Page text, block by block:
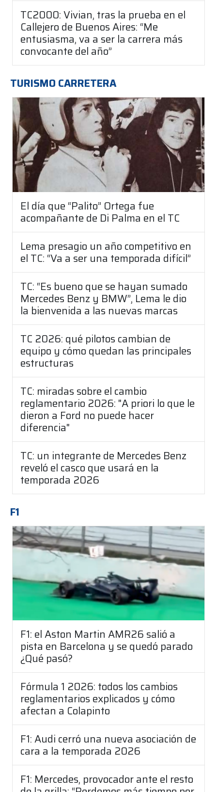
TC2000: Vivian, tras la prueba en el
Callejero de Buenos Aires: “Me
entusiasma, va a ser la carrera más
convocante del año”
TURISMO CARRETERA
El día que “Palito” Ortega fue
acompañante de Di Palma en el TC
Lema presagio un año competitivo en
el TC: “Va a ser una temporada difícil”
TC: “Es bueno que se hayan sumado
Mercedes Benz y BMW”, Lema le dio
la bienvenida a las nuevas marcas
TC 2026: qué pilotos cambian de
equipo y cómo quedan las principales
estructuras
TC: miradas sobre el cambio
reglamentario 2026: "A priori lo que le
dieron a Ford no puede hacer
diferencia"
TC: un integrante de Mercedes Benz
reveló el casco que usará en la
temporada 2026
F1
F1: el Aston Martin AMR26 salió a
pista en Barcelona y se quedó parado
¿Qué pasó?
Fórmula 1 2026: todos los cambios
reglamentarios explicados y cómo
afectan a Colapinto
F1: Audi cerró una nueva asociación de
cara a la temporada 2026
F1: Mercedes, provocador ante el resto